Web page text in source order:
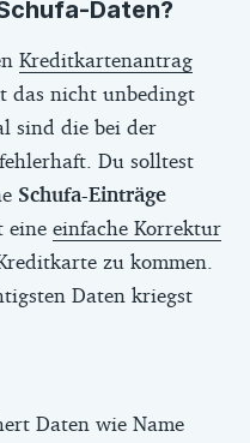
Daten?
Kreditkartenantrag
das nicht unbedingt
sind die bei der
Du solltest
Schufa-Einträge
eine einfache Korrektur
zu kommen.
Daten kriegst
Daten wie Name